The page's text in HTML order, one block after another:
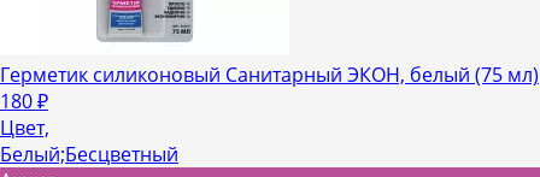
Герметик силиконовый Санитарный ЭКОН, белый (75 мл)
180₽
Цвет,
Белый;Бесцветный